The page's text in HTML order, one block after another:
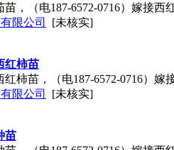
，（电187-6572-0716）嫁接
限公司 [未核实]
红柿苗
柿苗，（电187-6572-0716）
限公司 [未核实]
苗